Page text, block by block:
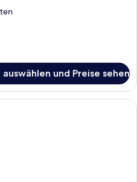
und Preise sehen
Ein Hotelzimmer mit